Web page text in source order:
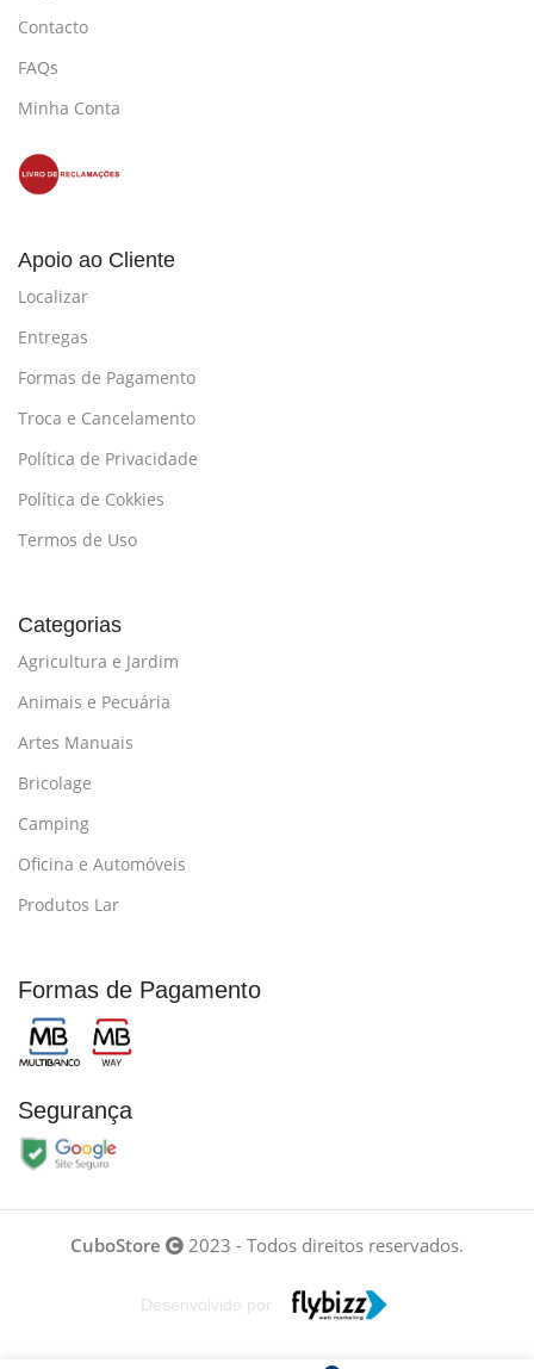
Contacto
FAQs
Minha Conta
Apoio ao Cliente
Localizar
Entregas
Formas de Pagamento
Troca e Cancelamento
Política de Privacidade
Política de Cokkies
Termos de Uso
Categorias
Agricultura e Jardim
Animais e Pecuária
Artes Manuais
Bricolage
Camping
Oficina e Automóveis
Produtos Lar
Formas de Pagamento
Segurança
CuboStore 2023 - Todos direitos reservados.
Desenvolvido por